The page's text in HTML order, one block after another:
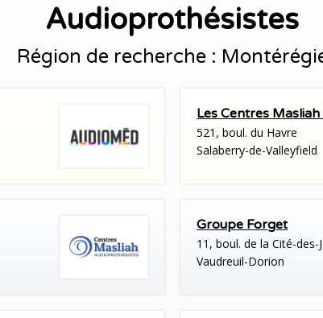
Audioprothésistes
Région de recherche :
Les Centres
521, boul. du Havre
Salaberry-de-Valleyfield
Groupe Forget
11, boul. de la Cité-des-
Vaudreuil-Dorion